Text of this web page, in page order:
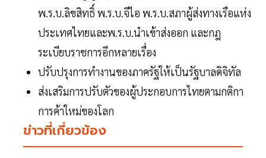
พ.ร.บ.ลิขสิทธิ์ พ.ร.บ.จีไอ พ.ร.บ.สภาผู้ส่งทางเรือแห่ง
ประเทศไทยและพ.ร.บ.นำเข้าส่งออก และกฎ
ระเบียบราชการอีกหลายเรื่อง
ปรับปรุงการทำงานของภาครัฐให้เป็นรัฐบาลดิจิทัล
ส่งเสริมการปรับตัวของผู้ประกอบการไทยตามกติกา
การค้าใหม่ของโลก
ข่าวที่เกี่ยวข้อง